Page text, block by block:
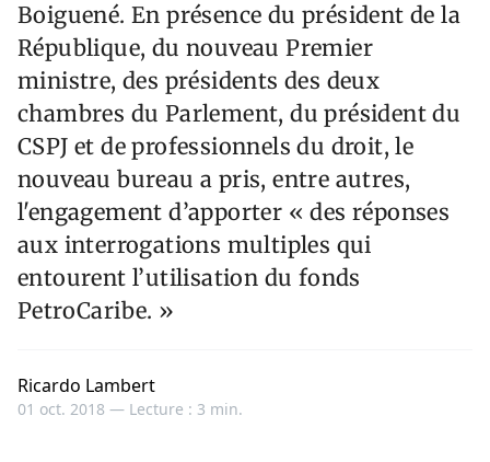
Boiguené. En présence du président de la
République, du nouveau Premier
ministre, des présidents des deux
chambres du Parlement, du président du
CSPJ et de professionnels du droit, le
nouveau bureau a pris, entre autres,
l'engagement d’apporter « des réponses
aux interrogations multiples qui
entourent l’utilisation du fonds
PetroCaribe. »
Ricardo Lambert
01 oct. 2018 — Lecture : 3 min.